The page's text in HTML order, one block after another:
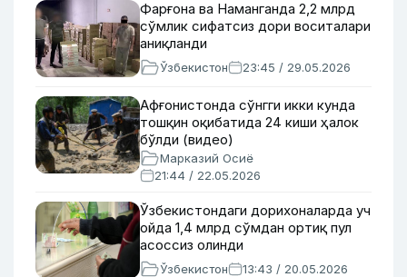
Фарғона ва Наманганда 2,2 млрд
сўмлик сифатсиз дори воситалари
аниқланди
Ўзбекистон 23:45 / 29.05.2026
Афғонистонда сўнгги икки кунда
тошқин оқибатида 24 киши ҳалок
бўлди (видео)
Марказий Осиё
21:44 / 22.05.2026
Ўзбекистондаги дорихоналарда уч
ойда 1,4 млрд сўмдан ортиқ пул
асоссиз олинди
Ўзбекистон 13:43 / 20.05.2026